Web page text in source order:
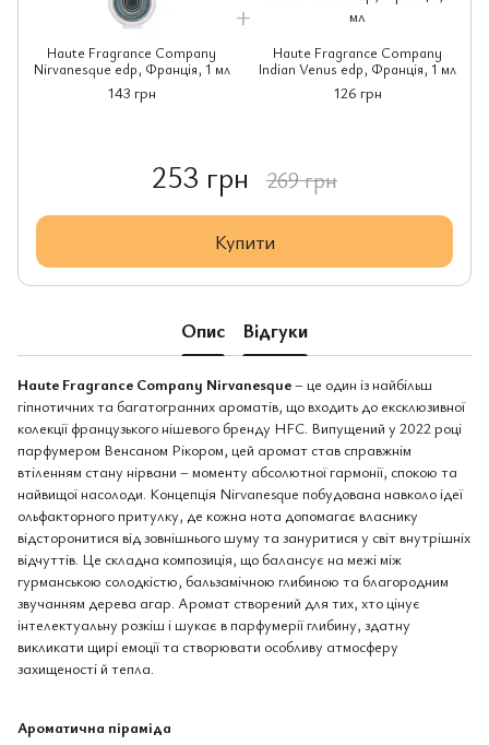
Haute Fragrance Company
Nirvanesque edp, Франція, 1 мл
143 грн
Haute Fragrance Company
Indian Venus edp, Франція, 1 мл
126 грн
253 грн 269 грн
Купити
Опис Відгуки
Haute Fragrance Company Nirvanesque– це один із найбільш
гіпнотичних та багатогранних ароматів, що входить до ексклюзивної
колекції французького нішевого бренду HFC. Випущений у 2022 році
парфумером Венсаном Рікором, цей аромат став справжнім
втіленням стану нірвани – моменту абсолютної гармонії, спокою та
найвищої насолоди. Концепція Nirvanesque побудована навколо ідеї
ольфакторного притулку, де кожна нота допомагає власнику
відсторонитися від зовнішнього шуму та зануритися у світ внутрішніх
відчуттів. Це складна композиція, що балансує на межі між
гурманською солодкістю, бальзамічною глибиною та благородним
звучанням дерева агар. Аромат створений для тих, хто цінує
інтелектуальну розкіш і шукає в парфумерії глибину, здатну
викликати щирі емоції та створювати особливу атмосферу
захищеності й тепла.
Ароматична піраміда